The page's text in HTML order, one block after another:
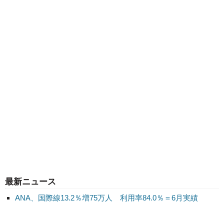
最新ニュース
ANA、国際線13.2％増75万人 利用率84.0％＝6月実績